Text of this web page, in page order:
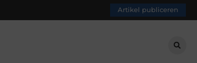
Artikel publiceren